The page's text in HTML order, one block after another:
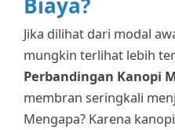
Biaya?
Jika dilihat dari modal
mungkin terlihat lebih
Perbandingan Kanopi
membran seringkali
Mengapa? Karena